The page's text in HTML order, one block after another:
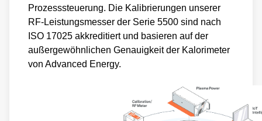
Prozesssteuerung. Die Kalibrierungen unserer
RF-Leistungsmesser der Serie 5500 sind nach
ISO 17025 akkreditiert und basieren auf der
außergewöhnlichen Genauigkeit der Kalorimeter
von Advanced Energy.